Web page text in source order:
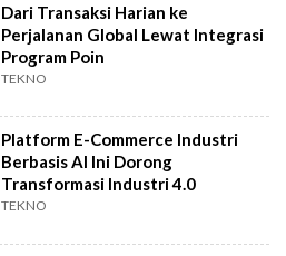
Dari Transaksi Harian ke
Perjalanan Global Lewat Integrasi
Program Poin
TEKNO
Platform E-Commerce Industri
Berbasis AI Ini Dorong
Transformasi Industri 4.0
TEKNO